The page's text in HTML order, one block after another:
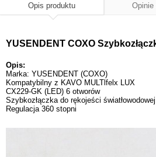
Opis produktu Opinie
YUSENDENT COXO
Opis:
Marka: YUSENDENT (COXO)
Kompatybilny z KAVO MULTlfelx LUX
CX229-GK (LED) 6 otworów
Szybkozłączka do rękojeści światłowodowej
Regulacja 360 stopni